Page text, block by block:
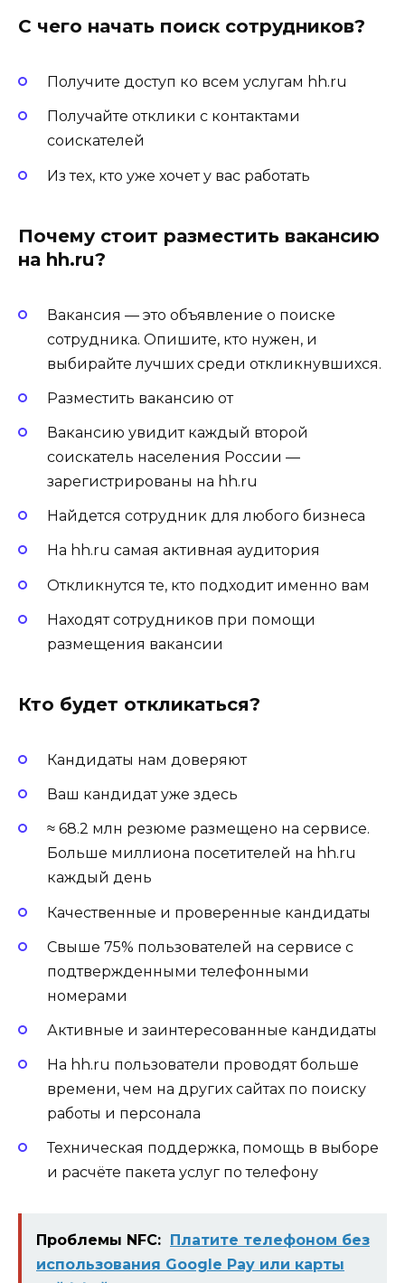
С чего начать поиск сотрудников?
Получите доступ ко всем услугам hh.ru
Получайте отклики с контактами
соискателей
Из тех, кто уже хочет у вас работать
Почему стоит разместить вакансию
на hh.ru?
Вакансия — это объявление о поиске
сотрудника. Опишите, кто нужен, и
выбирайте лучших среди откликнувшихся.
Разместить вакансию от
Вакансию увидит каждый второй
соискатель населения России —
зарегистрированы на hh.ru
Найдется сотрудник для любого бизнеса
На hh.ru самая активная аудитория
Откликнутся те, кто подходит именно вам
Находят сотрудников при помощи
размещения вакансии
Кто будет откликаться?
Кандидаты нам доверяют
Ваш кандидат уже здесь
≈ 68.2 млн резюме размещено на сервисе.
Больше миллиона посетителей на hh.ru
каждый день
Качественные и проверенные кандидаты
Свыше 75% пользователей на сервисе с
подтвержденными телефонными
номерами
Активные и заинтересованные кандидаты
На hh.ru пользователи проводят больше
времени, чем на других сайтах по поиску
работы и персонала
Техническая поддержка, помощь в выборе
и расчёте пакета услуг по телефону
Проблемы NFC:
Платите телефоном без
использования Google Pay или карты